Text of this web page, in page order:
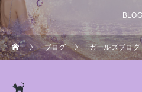
BLOG
ブログ ガールズブログ